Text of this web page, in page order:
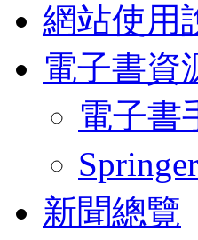
網站使用
電子書資
電子書
新聞總覽